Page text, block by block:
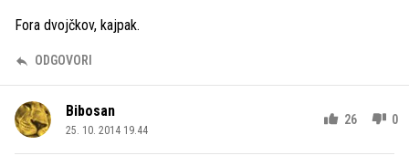
Fora dvojčkov, kajpak.
ODGOVORI
Bibosan
25. 10. 2014 19.44
26 0